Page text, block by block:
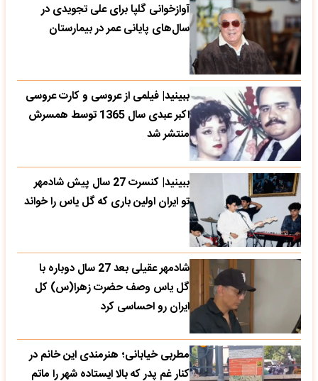
آوازخوانی گلپا برای علی تجویدی در
سال‌های پایانی عمر در بیمارستان
ببینید| فیلمی از عروسی و کارت عروسی
اکبر عبدی سال 1365 توسط همسرش
منتشر شد
ببینید| کنسرت 27 سال پیش شادمهر
تو ایران اولین باری که گل یاس را خواند
شادمهر عقیلی بعد 27 سال دوباره با
گل یاس وصف حضرت زهرا(س) کل
ایران رو احساسی کرد
مطربی خیابانی؛ هنرمندی این خانم در
کنار غم پدر که بالا ایستاده شهر را ماتم